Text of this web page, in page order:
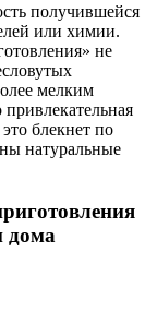
получившейся
или химии.
не
мелким
привлекательная
блекнет по
натуральные
дома